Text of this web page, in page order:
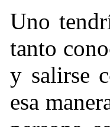
Uno
tanto
y salirse
esa